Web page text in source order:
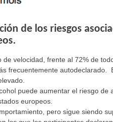
de los riesgos
velocidad, frente al 72% de
frecuentemente autodeclarado.
puede aumentar el riesgo de
europeos.
pero sigue siendo